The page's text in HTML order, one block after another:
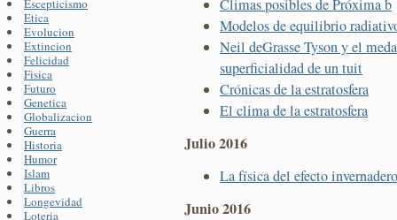
Escepticismo
Etica
Evolucion
Extincion
Felicidad
Fisica
Futuro
Genetica
Globalizacion
Guerra
Historia
Humor
Islam
Libros
Longevidad
Loteria
Climas posibles de Próxima b
Modelos de equilibrio
Neil deGrasse Tyson y el
superficialidad de un tuit
Crónicas de la estratosfera
El clima de la estratosfera
Julio 2016
La física del efecto invernadero
Junio 2016